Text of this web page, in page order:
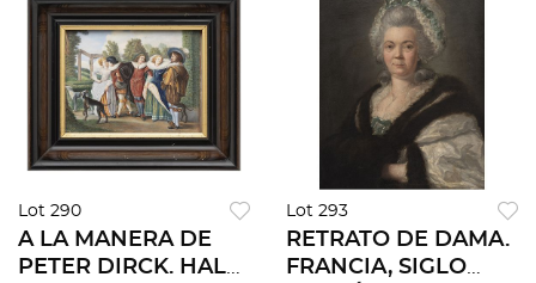
Lot 290
A LA MANERA DE
PETER DIRCK. HALS
Lot 293
RETRATO DE DAMA.
FRANCIA, SIGLO